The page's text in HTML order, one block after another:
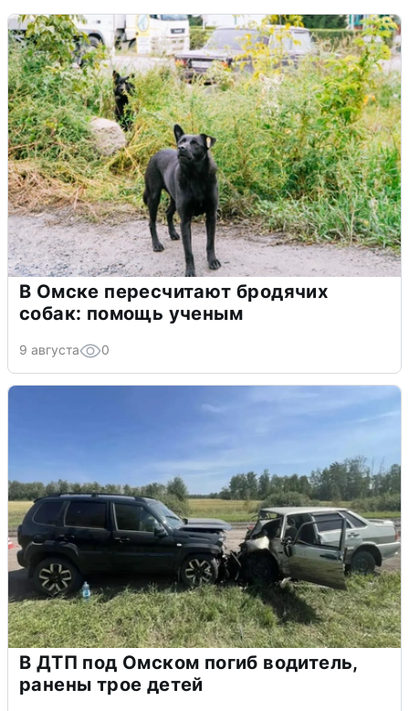
В Омске пересчитают бродячих
собак: помощь ученым
9 августа 0
В ДТП под Омском погиб водитель,
ранены трое детей